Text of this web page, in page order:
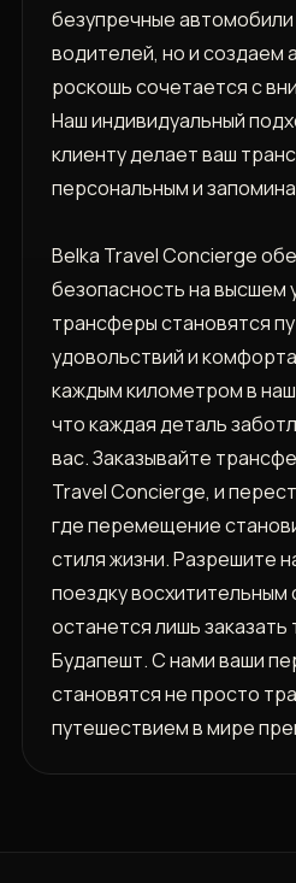
безупречные
водителей, но и создаем
роскошь сочетается с
Наш индивидуальный
клиенту делает ваш
персональным и
Belka Travel Concierge
безопасность на высшем
трансферы становятся
удовольствий и
каждым километром в
что каждая деталь
вас. Заказывайте
Travel Concierge, и
где перемещение
стиля жизни. Разрешите
поездку
останется лишь
Будапешт. С нами ваши
становятся не просто
путешествием в мире